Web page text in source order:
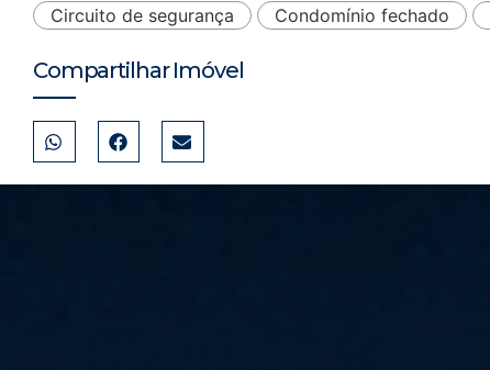
Circuito de segurança Condomínio fechado
Compartilhar Imóvel